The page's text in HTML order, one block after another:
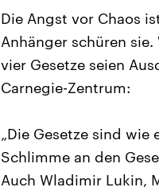
Die Angst vor Chaos
Anhänger schüren
vier Gesetze seien
Carnegie-Zentrum:
„Die Gesetze sind
Schlimme an den
Auch Wladimir Lukin,